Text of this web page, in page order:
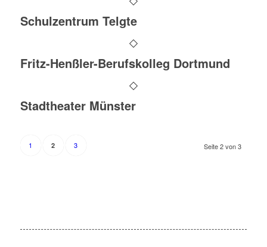
Schulzentrum Telgte
Fritz-Henßler-Berufskolleg Dortmund
Stadtheater Münster
Seite 2 von 3
1 2 3